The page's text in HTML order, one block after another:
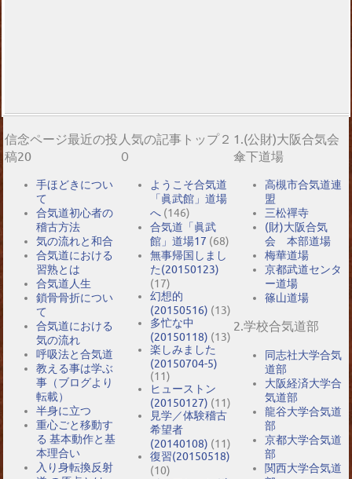
信念ページ最近の投
稿20
手ほどきについ
て
合気道初心者の
稽古方法
気の流れと和合
合気道における
習熟とは
合気道人生
鎖骨骨折につい
て
合気道における
気の流れ
呼吸法と合気道
教える事は学ぶ
事（ブログより
転載）
半身に立つ
重心ごと移動す
る 基本動作と基
本理合い
入り身転換反射
人気の記事トップ２
０
ようこそ合気道
「眞武館」道場
へ (146)
合気道「眞武
館」道場17 (68)
無事帰国しまし
た(20150123)
(17)
幻想的
(20150516) (13)
多忙な中
(20150118) (13)
楽しみました
(20150704-5)
(11)
ヒューストン
(20150127) (11)
見学／体験稽古
希望者
(20140108) (11)
復習(20150518)
(10)
1.(公財)大阪合気会
傘下道場
高槻市合気道連
盟
三松禪寺
(財)大阪合気
会 本部道場
梅華道場
京都武道センタ
ー道場
篠山道場
2.学校合気道部
同志社大学合気
道部
大阪経済大学合
気道部
龍谷大学合気道
部
京都大学合気道
部
関西大学合気道